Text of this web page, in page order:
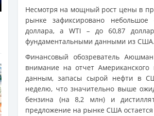
Несмотря на мощный рост цены в
рынке зафиксировано
доллара, а WTI – до 60,87
фундаментальными данными из США.
Финансовый обозреватель
внимание на отчет Американского
данным, запасы сырой нефти в
неделю, что значительно выше
бензина (на 8,2 млн) и
предложение на рынке США